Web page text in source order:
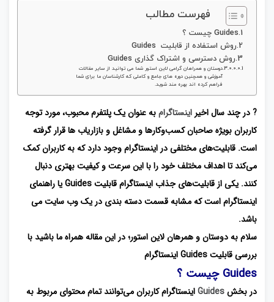
فهرست مطالب
Guides چیست ؟
روش استفاده از قابلیت Guides
روش دسترسی و اشتراک گذاری Guides
دوستان و همراهان گرامی لاین استور شما می توانید از سایر مقالات
آموزشی و همچنین دوره های جامع و کاملی که کارشناسان ما برای شما
فراهم کرده اند بهره مند شوید.
? در چند سال اخیر اینستاگرامبه‌ عنوان یک پلتفرم محبوب، مورد توجه
کاربران بویژه صاحبان کسب‌وکارها و مشاغل و بازاریاب‌ ها قرار گرفته
است. قابلیت‌های مختلفی در اینستاگرام وجود دارد که به کاربران کمک
می‌کند تا اهداف مختلف خود را با این سرعت و کیفیت بهتری دنبال
کنند. یکی از قابلیت‌های جذاب اینستاگرام قابلیت Guides یا راهنمای
اینستاگرام است که مشابه قسمت دسته ‌بندی در یک وب سایت می
باشد.
سلام به دوستان و همرهان لاین استور؛ در این مقاله همراه ما باشید با
بررسی قابلیت Guides اینستاگرام
Guides چیست ؟
در بخشGuidesاینستاگرام کاربران می‌توانند تمام محتوای مربوط به